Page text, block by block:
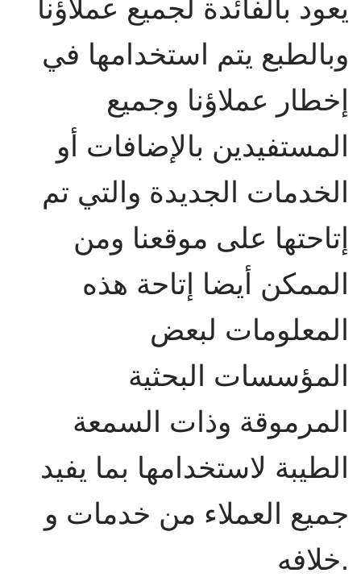
يعود بالفائدة لجميع عملاؤنا
وبالطبع يتم استخدامها في
إخطار عملاؤنا وجميع
المستفيدين بالإضافات أو
الخدمات الجديدة والتي تم
إتاحتها على موقعنا ومن
الممكن أيضا إتاحة هذه
المعلومات لبعض
المؤسسات البحثية
المرموقة وذات السمعة
الطيبة لاستخدامها بما يفيد
جميع العملاء من خدمات و
خلافه.